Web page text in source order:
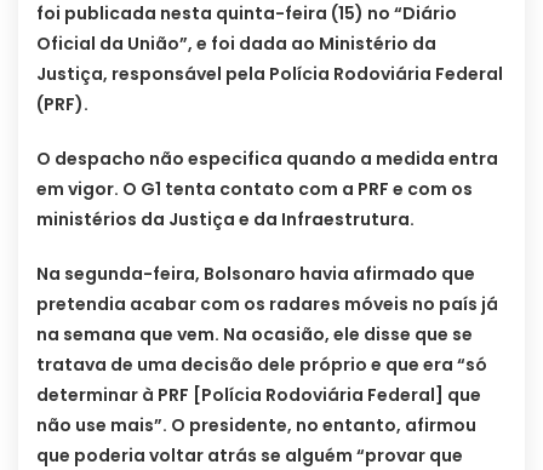
foi publicada nesta quinta-feira (15) no “Diário
Oficial da União”, e foi dada ao Ministério da
Justiça, responsável pela Polícia Rodoviária Federal
(PRF).
O despacho não especifica quando a medida entra
em vigor. O G1 tenta contato com a PRF e com os
ministérios da Justiça e da Infraestrutura.
Na segunda-feira, Bolsonaro havia afirmado que
pretendia acabar com os radares móveis no país já
na semana que vem. Na ocasião, ele disse que se
tratava de uma decisão dele próprio e que era “só
determinar à PRF [Polícia Rodoviária Federal] que
não use mais”. O presidente, no entanto, afirmou
que poderia voltar atrás se alguém “provar que